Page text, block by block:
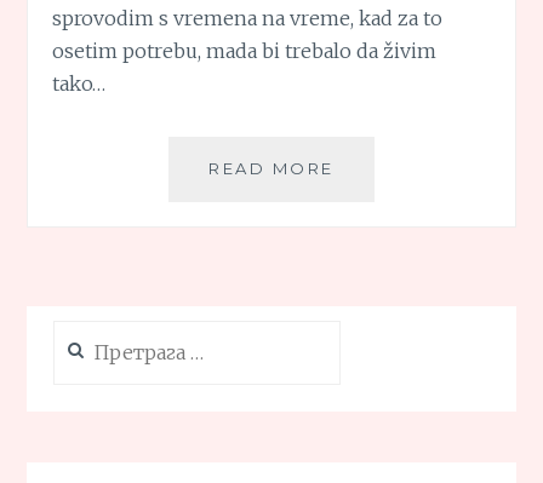
sprovodim s vremena na vreme, kad za to
osetim potrebu, mada bi trebalo da živim
tako…
READ MORE
за: